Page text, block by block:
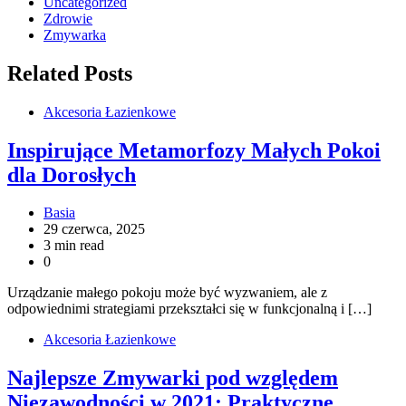
Zdrowie
Zmywarka
Related Posts
Akcesoria Łazienkowe
Inspirujące Metamorfozy Małych Pokoi
dla Dorosłych
Basia
29 czerwca, 2025
3 min read
0
Urządzanie małego pokoju może być wyzwaniem, ale z
odpowiednimi strategiami przekształci się w funkcjonalną i […]
Akcesoria Łazienkowe
Najlepsze Zmywarki pod względem